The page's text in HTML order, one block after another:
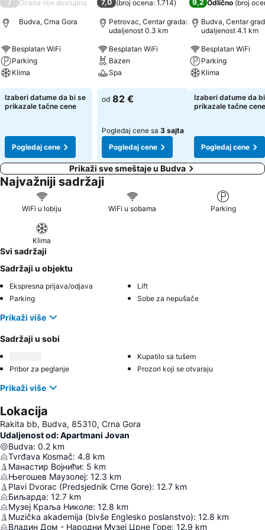
/ Ocena nije dostupna
Budva, Crna Gora
Besplatan WiFi
Parking
Klima
Pogledaj cene
Izaberi datume da bi se
prikazale tačne cene
Pogledaj cene
7,0 (broj ocena: 1.714)
Petrovac, Centar grada:
udaljenost 0.3 km
Besplatan WiFi
Bazen
Spa
Pogledaj cene
od 82 €
Pogledaj cene sa 3 sajta
Pogledaj cene
9,2 Odlično (broj
Budva, Centar
udaljenost 4.1 km
Besplatan WiFi
Parking
Klima
Pogledaj cene
Izaberi datume da
prikazale tačne cene
Pogledaj cene
Prikaži sve smeštaje u Budva
Najvažniji sadržaji
WiFi u lobiju WiFi u sobama Parking
Klima
Svi sadržaji
Sadržaji u objektu
Ekspresna prijava/odjava
Lift
Parking
Sobe za nepušače
Prikaži više
Sadržaji u sobi
Kupatilo sa tušem
Pribor za peglanje
Prozori koji se otvaraju
Prikaži više
Lokacija
Rakita bb, Budva, 85310, Crna Gora
Udaljenost od: Apartmani Jovan
Budva: 0.2 km
Tvrđava Kosmač: 4.8 km
Манастир Војнићи: 5 km
Његошев Маузолеј: 12.3 km
Plavi Dvorac (Predsjednik Crne Gore): 12.7 km
Биљарда: 12.7 km
Музеј Краља Николе: 12.8 km
Muzička akademija (bivše Englesko poslanstvo): 12.8 km
Владин Дом - Народни Музеј Црне Горе: 12.9 km